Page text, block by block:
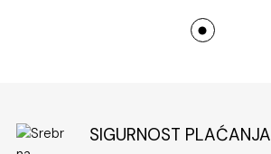
SIGURNOST PLAĆANJA